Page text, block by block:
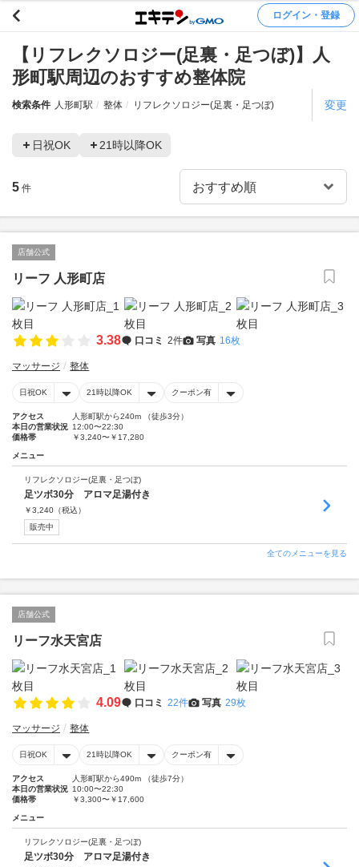
ログイン・登録
【リフレクソロジー(足裏・足つぼ)】人
形町駅周辺のおすすめ整体院
検索条件 人形町駅 整体 リフレクソロジー(足裏・足つぼ) 変更
日祝OK 21時以降OK
5 件
店舗公式
リーフ 人形町店
3.38 口コミ 2件 写真 16枚
マッサージ 整体
日祝OK 21時以降OK クーポン有
アクセス
人形町駅から240m （徒歩3分）
本日の営業状況 12:00〜22:30
価格帯
￥3,240〜￥17,280
メニュー
リフレクソロジー(足裏・足つぼ)
足ツボ30分 アロマ足湯付き
￥3,240 （税込）
販売中
全てのメニューを見る
店舗公式
リーフ水天宮店
4.09 口コミ 22件 写真 29枚
マッサージ 整体
日祝OK 21時以降OK クーポン有
アクセス
人形町駅から490m （徒歩7分）
本日の営業状況 10:00〜22:30
価格帯
￥3,300〜￥17,600
メニュー
リフレクソロジー(足裏・足つぼ)
足ツボ30分 アロマ足湯付き